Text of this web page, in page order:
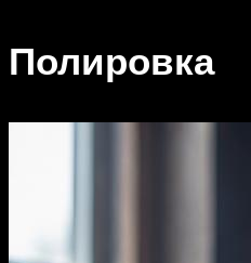
Полировка